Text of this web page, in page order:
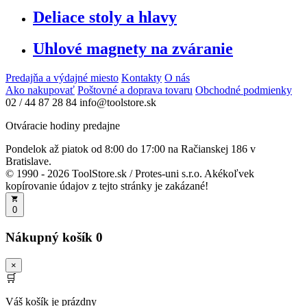
Deliace stoly a hlavy
Uhlové magnety na zváranie
Predajňa a výdajné miesto Kontakty O nás
Ako nakupovať Poštovné a doprava tovaru Obchodné podmienky
02 / 44 87 28 84 info@toolstore.sk
Otváracie hodiny predajne
Pondelok až piatok od 8:00 do 17:00 na Račianskej 186 v
Bratislave.
© 1990 - 2026 ToolStore.sk / Protes-uni s.r.o. Akékoľvek
kopírovanie údajov z tejto stránky je zakázané!
0
Nákupný košík 0
×
🛒
Váš košík je prázdny